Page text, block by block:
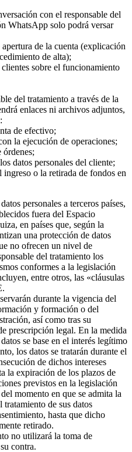
con el responsable del
WhatsApp solo podrá versar
de la cuenta (explicación
de alta);
sobre el funcionamiento
del tratamiento a través de la
enlaces ni archivos adjuntos,
de efectivo;
la ejecución de operaciones;
datos personales del cliente;
o la retirada de fondos en
personales a terceros países,
fuera del Espacio
en países que, según la
una protección de datos
no ofrecen un nivel de
del tratamiento los
conformes a la legislación
entre otros, las «cláusulas
durante la vigencia del
y formación o del
así como tras su
prescripción legal. En la medida
se base en el interés legítimo
los datos se tratarán durante el
de dichos intereses
la expiración de los plazos de
previstos en la legislación
momento en que se admita la
de sus datos
hasta que dicho
retirado.
no utilizará la toma de
contra.